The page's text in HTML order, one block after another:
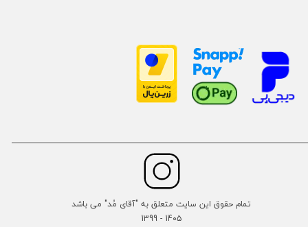
تمام حقوق این سایت متعلق به "آقای مُد" می باشد
14۰۵ - 1399